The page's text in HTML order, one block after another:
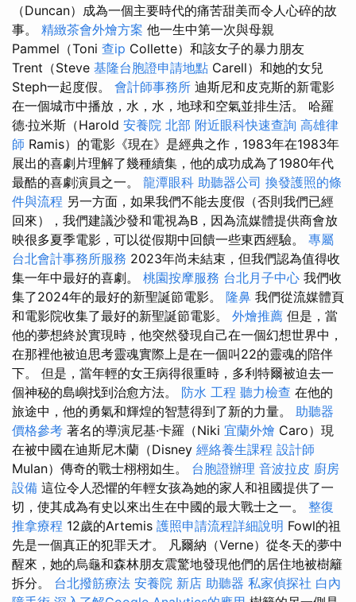
（Duncan）成為一個主要時代的痛苦甜美而令人心碎的故
事。 精緻茶會外燴方案 他一生中第一次與母親
Pammel（Toni 查ip Collette）和該女子的暴力朋友
Trent（Steve 基隆台胞證申請地點 Carell）和她的女兒
Steph一起度假。 會計師事務所 迪斯尼和皮克斯的新電影
在一個城市中播放，水，水，地球和空氣並排生活。 哈羅
德·拉米斯（Harold 安養院 北部 附近眼科快速查詢 高雄律
師 Ramis）的電影《現在》是經典之作，1983年在1983年
展出的喜劇片理解了幾種續集，他的成功成為了1980年代
最酷的喜劇演員之一。 龍潭眼科 助聽器公司 換發護照的條
件與流程 另一方面，如果我們不能去度假（否則我們已經
回來），我們建議沙發和電視為B，因為流媒體提供商會放
映很多夏季電影，可以從假期中回饋一些東西經驗。 專屬
台北會計事務所服務 2023年尚未結束，但我們認為值得收
集一年中最好的喜劇。 桃園按摩服務 台北月子中心 我們收
集了2024年的最好的新聖誕節電影。 隆鼻 我們從流媒體頁
和電影院收集了最好的新聖誕節電影。 外燴推薦 但是，當
他的夢想終於實現時，他突然發現自己在一個幻想世界中，
在那裡他被迫思考靈魂實際上是在一個叫22的靈魂的陪伴
下。 但是，當年輕的女王病得很重時，多利特爾被迫去一
個神秘的島嶼找到治愈方法。 防水 工程 聽力檢查 在他的
旅途中，他的勇氣和輝煌的智慧得到了新的力量。 助聽器
價格參考 著名的導演尼基·卡羅（Niki 宜蘭外燴 Caro）現
在被中國在迪斯尼木蘭（Disney 經絡養生課程 設計師
Mulan）傳奇的戰士栩栩如生。 台胞證辦理 音波拉皮 廚房
設備 這位令人恐懼的年輕女孩為她的家人和祖國提供了一
切，使其成為有史以來出生在中國的最大戰士之一。 整復
推拿療程 12歲的Artemis 護照申請流程詳細說明 Fowl的祖
先是一個真正的犯罪天才。 凡爾納（Verne）從冬天的夢中
醒來，她的烏龜和森林朋友震驚地發現他們的居住地被樹籬
拆分。 台北撥筋療法 安養院 新店 助聽器 私家偵探社 白內